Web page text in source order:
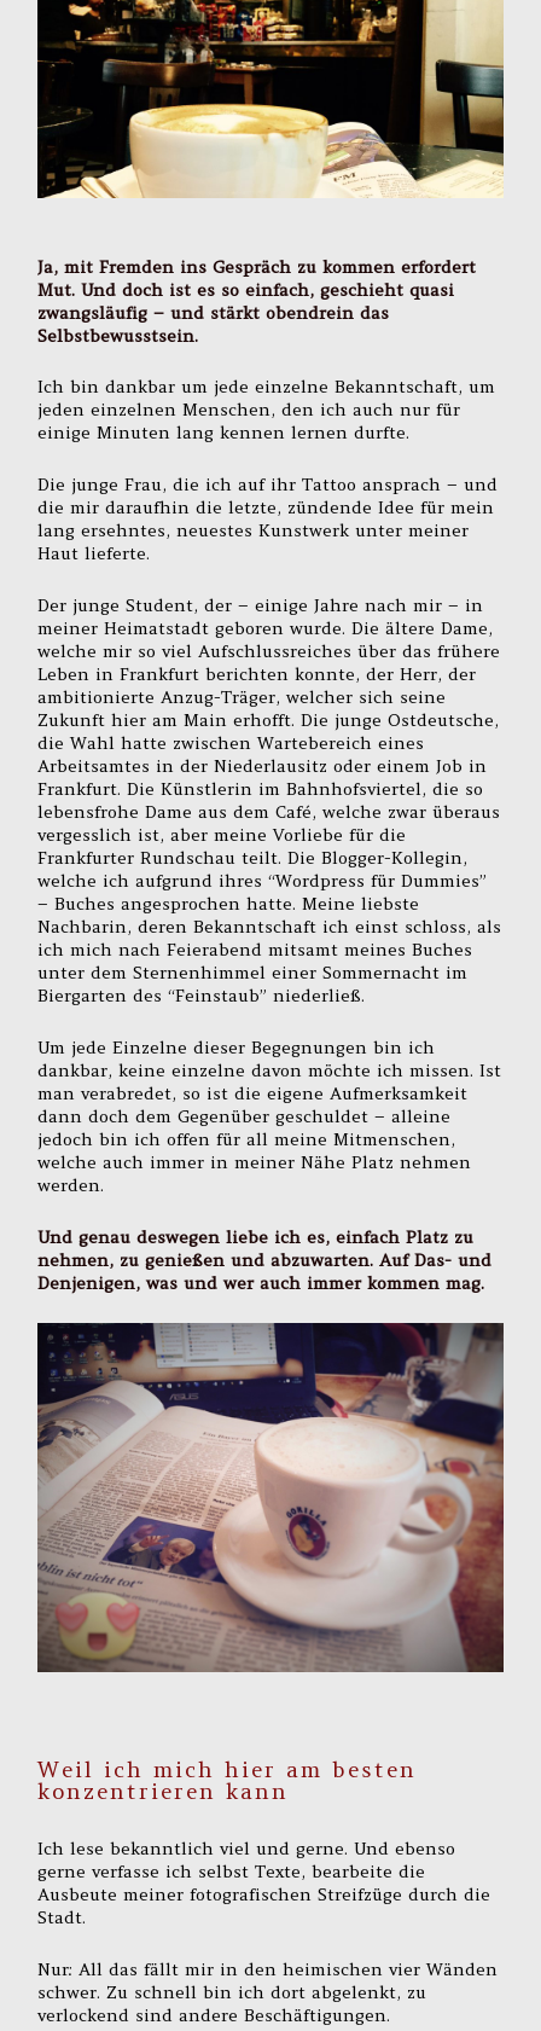
Ja, mit Fremden ins Gespräch zu kommen erfordert
Mut. Und doch ist es so einfach, geschieht quasi
zwangsläufig – und stärkt obendrein das
Selbstbewusstsein.
Ich bin dankbar um jede einzelne Bekanntschaft, um
jeden einzelnen Menschen, den ich auch nur für
einige Minuten lang kennen lernen durfte.
Die junge Frau, die ich auf ihr Tattoo ansprach – und
die mir daraufhin die letzte, zündende Idee für mein
lang ersehntes, neuestes Kunstwerk unter meiner
Haut lieferte.
Der junge Student, der – einige Jahre nach mir – in
meiner Heimatstadt geboren wurde. Die ältere Dame,
welche mir so viel Aufschlussreiches über das frühere
Leben in Frankfurt berichten konnte, der Herr, der
ambitionierte Anzug-Träger, welcher sich seine
Zukunft hier am Main erhofft. Die junge Ostdeutsche,
die Wahl hatte zwischen Wartebereich eines
Arbeitsamtes in der Niederlausitz oder einem Job in
Frankfurt. Die Künstlerin im Bahnhofsviertel, die so
lebensfrohe Dame aus dem Café, welche zwar überaus
vergesslich ist, aber meine Vorliebe für die
Frankfurter Rundschau teilt. Die Blogger-Kollegin,
welche ich aufgrund ihres “Wordpress für Dummies”
– Buches angesprochen hatte. Meine liebste
Nachbarin, deren Bekanntschaft ich einst schloss, als
ich mich nach Feierabend mitsamt meines Buches
unter dem Sternenhimmel einer Sommernacht im
Biergarten des “Feinstaub” niederließ.
Um jede Einzelne dieser Begegnungen bin ich
dankbar, keine einzelne davon möchte ich missen. Ist
man verabredet, so ist die eigene Aufmerksamkeit
dann doch dem Gegenüber geschuldet – alleine
jedoch bin ich offen für all meine Mitmenschen,
welche auch immer in meiner Nähe Platz nehmen
werden.
Und genau deswegen liebe ich es, einfach Platz zu
nehmen, zu genießen und abzuwarten. Auf Das- und
Denjenigen, was und wer auch immer kommen mag.
Weil ich mich hier am besten
konzentrieren kann
Ich lese bekanntlich viel und gerne. Und ebenso
gerne verfasse ich selbst Texte, bearbeite die
Ausbeute meiner fotografischen Streifzüge durch die
Stadt.
Nur: All das fällt mir in den heimischen vier Wänden
schwer. Zu schnell bin ich dort abgelenkt, zu
verlockend sind andere Beschäftigungen.